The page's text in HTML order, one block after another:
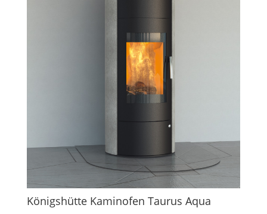
Königshütte Kaminofen Taurus Aqua